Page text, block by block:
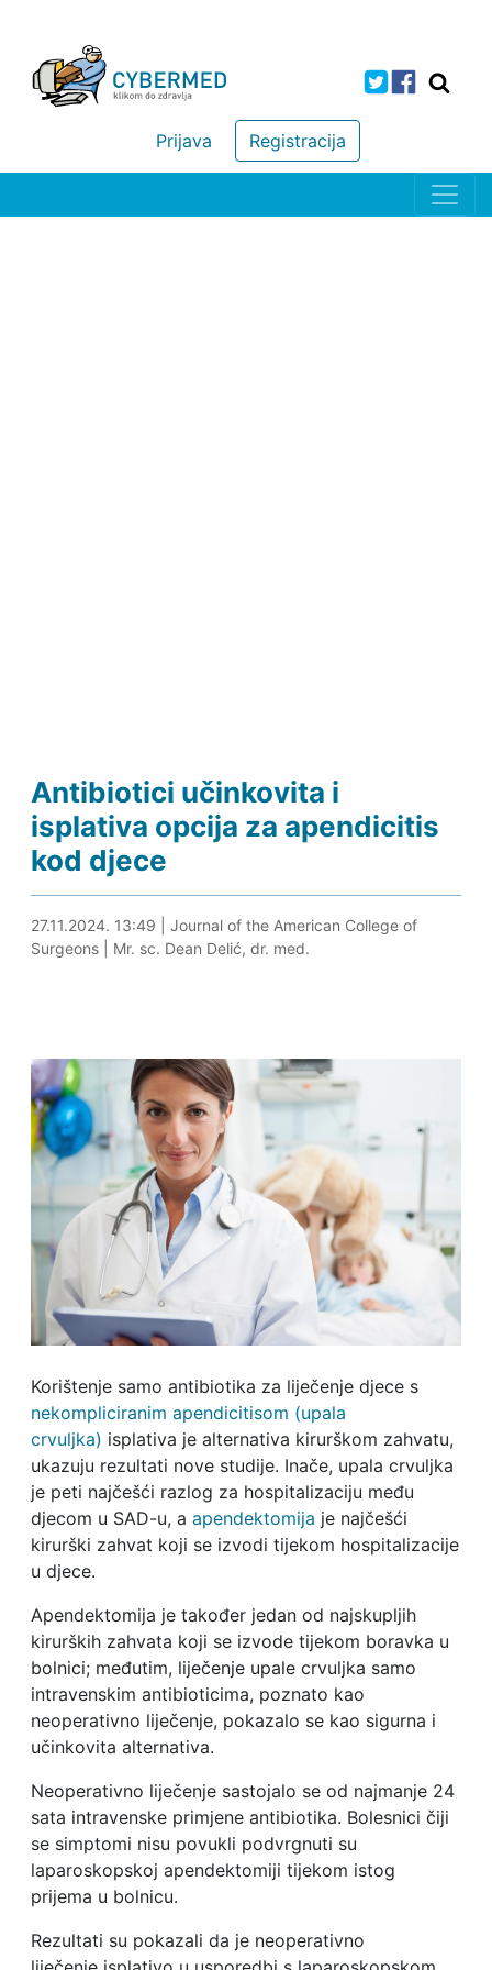
Registracija
Prijava
Antibiotici učinkovita i
isplativa opcija za apendicitis
kod djece
27.11.2024. 14:06
27.11.2024. 13:49
Journal of the American College of
Surgeons| Mr. sc. Dean Delić, dr. med.
Korištenje samo antibiotika za liječenje djece s
nekompliciranim apendicitisom (upala
crvuljka) isplativa je alternativa kirurškom zahvatu,
ukazuju rezultati nove studije. Inače, upala crvuljka
je peti najčešći razlog za hospitalizaciju među
djecom u SAD-u, a apendektomija je najčešći
kirurški zahvat koji se izvodi tijekom hospitalizacije
u djece.
Apendektomija je također jedan od najskupljih
kirurških zahvata koji se izvode tijekom boravka u
bolnici; međutim, liječenje upale crvuljka samo
intravenskim antibioticima, poznato kao
neoperativno liječenje, pokazalo se kao sigurna i
učinkovita alternativa.
Neoperativno liječenje sastojalo se od najmanje 24
sata intravenske primjene antibiotika. Bolesnici čiji
se simptomi nisu povukli podvrgnuti su
laparoskopskoj apendektomiji tijekom istog
prijema u bolnicu.
Rezultati su pokazali da je neoperativno